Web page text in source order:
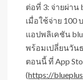
ต่อที่ 3: จ่ายผ่าน
เมื่อใช้จ่าย 100
แอปพลิเคชัน
พร้อมเปลี่ยนวัน
ตอนนี้ ที่ App
(https://